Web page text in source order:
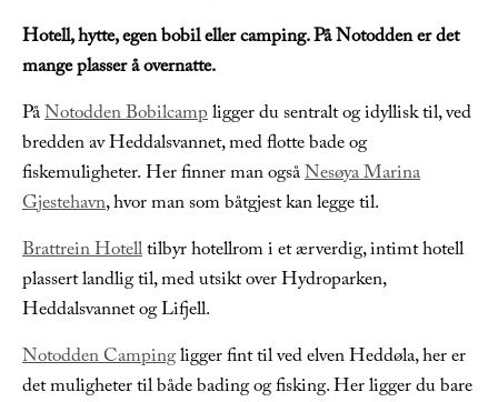
Hotell, hytte, egen bobil eller camping. På Notodden er det
mange plasser å overnatte.
PåNotodden Bobilcampligger du sentralt og idyllisk til, ved
bredden av Heddalsvannet, med flotte bade og
fiskemuligheter. Her finner man ogsåNesøya Marina
Gjestehavn, hvor man som båtgjest kan legge til.
Brattrein Hotelltilbyr hotellrom i et ærverdig, intimt hotell
plassert landlig til, med utsikt over Hydroparken,
Heddalsvannet og Lifjell.
Notodden Campingligger fint til ved elven Heddøla, her er
det muligheter til både bading og fisking. Her ligger du bare